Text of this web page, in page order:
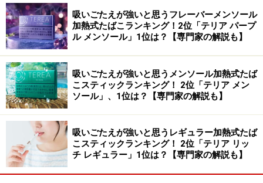
吸いごたえが強いと思うフレーバーメンソール
加熱式たばこランキング！2位「テリア パープ
ル メンソール」1位は？【専門家の解説も】
吸いごたえが強いと思うメンソール加熱式たば
こスティックランキング！ 2位「テリア メン
ソール」、1位は？【専門家の解説も】
吸いごたえが強いと思うレギュラー加熱式たば
こスティックランキング！ 2位「テリア リッ
チ レギュラー」1位は？【専門家の解説も】